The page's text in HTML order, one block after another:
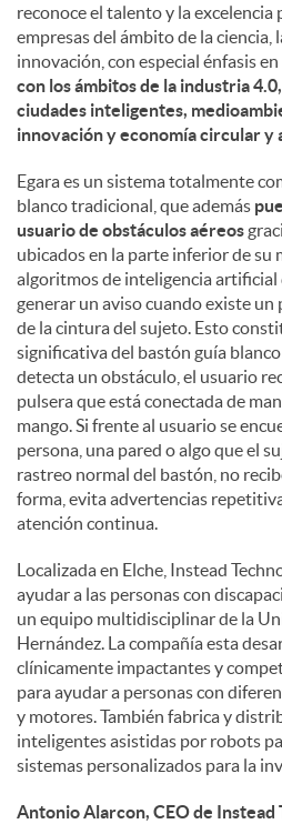
d
o
s
reconoce el talento y la excelencia
empresas del ámbito de la ciencia,
innovación, con especial énfasis en
con los ámbitos de la industria
ciudades inteligentes,
innovación y economía circular y
Egara es un sistema totalmente
blanco tradicional, que además
usuario de obstáculos aéreos
ubicados en la parte inferior de su
algoritmos de inteligencia artificial
generar un aviso cuando existe
de la cintura del sujeto. Esto
significativa del bastón guía
detecta un obstáculo, el usuario
pulsera que está conectada de
mango. Si frente al usuario se
persona, una pared o algo que el
rastreo normal del bastón, no
forma, evita advertencias
atención continua.
Localizada en Elche, Instead
ayudar a las personas con
un equipo multidisciplinar de la
Hernández. La compañía esta
clínicamente impactantes y
para ayudar a personas con
y motores. También fabrica y
inteligentes asistidas por robots
sistemas personalizados para la
Antonio Alarcon, CEO de Instead